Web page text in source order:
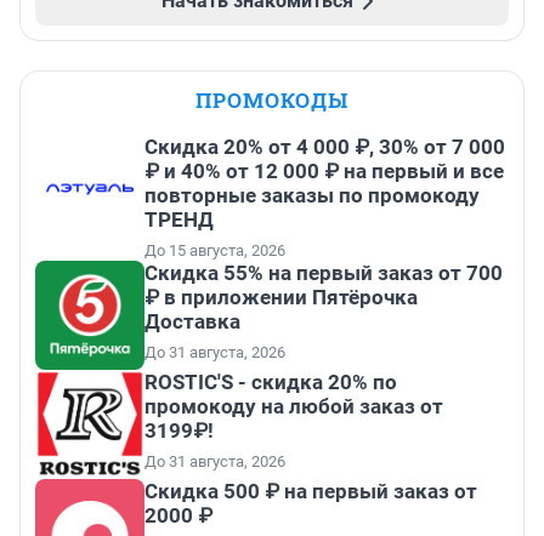
ПРОМОКОДЫ
Скидка 20% от 4 000 ₽, 30% от 7 000
₽ и 40% от 12 000 ₽ на первый и все
повторные заказы по промокоду
ТРЕНД
До 15 августа, 2026
Скидка 55% на первый заказ от 700
₽ в приложении Пятёрочка
Доставка
До 31 августа, 2026
ROSTIC'S - скидка 20% по
промокоду на любой заказ от
3199₽!
До 31 августа, 2026
Скидка 500 ₽ на первый заказ от
2000 ₽